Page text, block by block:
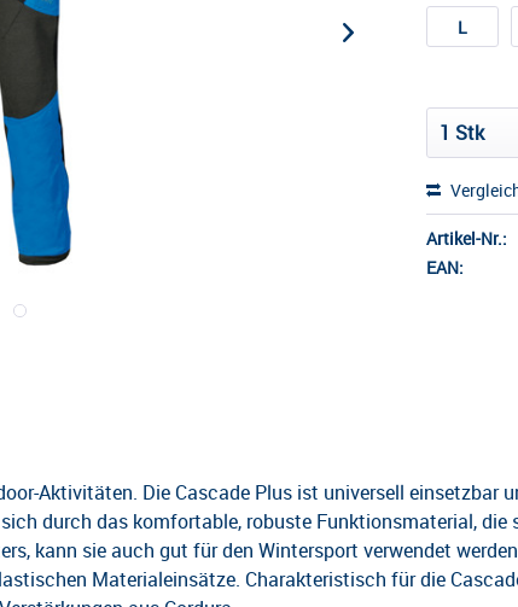
L
Artikel-Nr.:
EAN:
Aktivitäten. Die Cascade Plus ist universell einsetzbar
durch das komfortable, robuste Funktionsmaterial,
kann sie auch gut für den Wintersport verwendet
Materialeinsätze. Charakteristisch für die